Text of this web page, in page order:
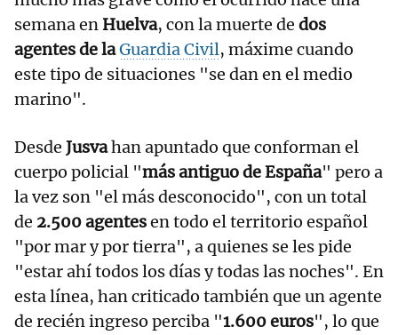
semana en Huelva, con la muerte de dos
agentes de laGuardia Civil, máxime cuando
este tipo de situaciones "se dan en el medio
marino".
Desde Jusvahan apuntado que conforman el
cuerpo policial "más antiguo de España" pero a
la vez son "el más desconocido", con un total
de 2.500 agentesen todo el territorio español
"por mar y por tierra", a quienes se les pide
"estar ahí todos los días y todas las noches". En
esta línea, han criticado también que un agente
de recién ingreso perciba "1.600 euros", lo que